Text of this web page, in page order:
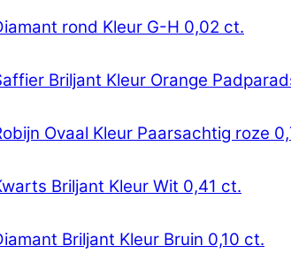
rond Kleur G-H 0,02 ct.
Briljant Kleur Orange
Ovaal Kleur Paarsachtig roze
Briljant Kleur Wit 0,41 ct.
Briljant Kleur Bruin 0,10 ct.